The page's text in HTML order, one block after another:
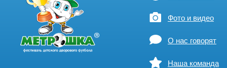
Фото и видео
О нас говорят
Наша команда